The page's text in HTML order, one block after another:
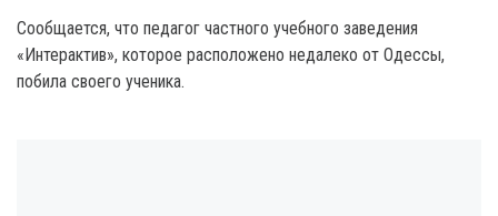
Сообщается, что педагог частного учебного заведения
«Интерактив», которое расположено недалеко от Одессы,
побила своего ученика.